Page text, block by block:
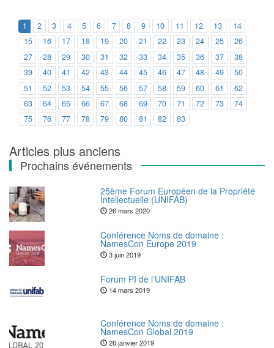
1 2 3 4 5 6 7 8 9 10 11 12 13
14
15
16 17 18 19 20 21 22 23 24 25
26
27
28 29 30 31 32 33 34 35 36 37
38
39
40 41 42 43 44 45 46 47 48 49
50
51
52 53 54 55 56 57 58 59 60 61
62
63
64 65 66 67 68 69 70 71 72 73
74
75
76 77 78 79 80 81 82 83
Navigation
des
articles
Articles plus anciens
Prochains événements
25ème Forum Européen de la Propriété
Intellectuelle (UNIFAB)
26 mars 2020
Conférence Noms de domaine :
NamesCon Europe 2019
3 juin 2019
Forum PI de l’UNIFAB
14 mars 2019
Conférence Noms de domaine :
NamesCon Global 2019
26 janvier 2019